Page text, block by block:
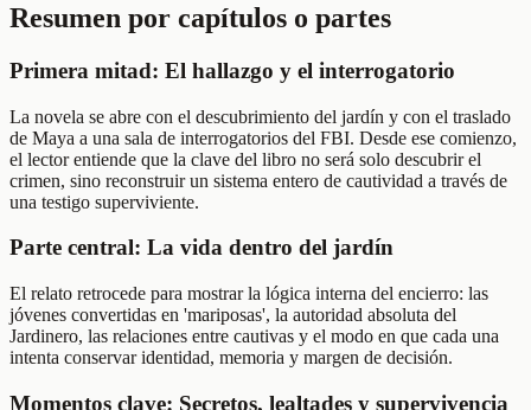
Resumen por capítulos o partes
Primera mitad: El hallazgo y el interrogatorio
La novela se abre con el descubrimiento del jardín y con el traslado
de Maya a una sala de interrogatorios del FBI. Desde ese comienzo,
el lector entiende que la clave del libro no será solo descubrir el
crimen, sino reconstruir un sistema entero de cautividad a través de
una testigo superviviente.
Parte central: La vida dentro del jardín
El relato retrocede para mostrar la lógica interna del encierro: las
jóvenes convertidas en 'mariposas', la autoridad absoluta del
Jardinero, las relaciones entre cautivas y el modo en que cada una
intenta conservar identidad, memoria y margen de decisión.
Momentos clave: Secretos, lealtades y supervivencia